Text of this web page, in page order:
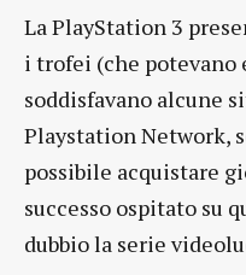
La PlayStation 3
i trofei (che potevano
soddisfavano alcune
Playstation Network,
possibile acquistare
successo ospitato su
dubbio la serie